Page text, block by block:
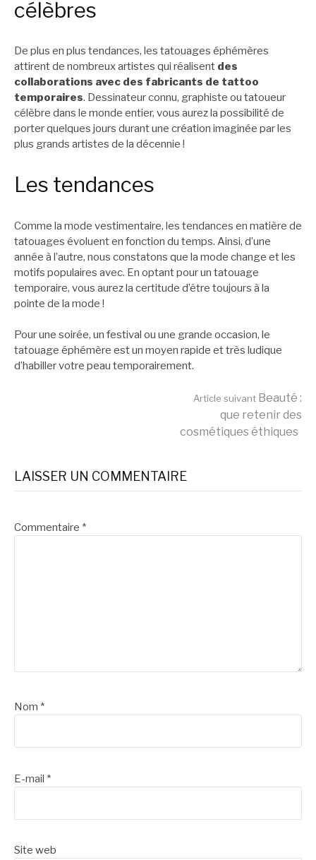
célèbres
De plus en plus tendances, les tatouages éphémères
attirent de nombreux artistes qui réalisent des
collaborations avec des fabricants de tattoo
temporaires. Dessinateur connu, graphiste ou tatoueur
célèbre dans le monde entier, vous aurez la possibilité de
porter quelques jours durant une création imaginée par les
plus grands artistes de la décennie !
Les tendances
Comme la mode vestimentaire, les tendances en matière de
tatouages évoluent en fonction du temps. Ainsi, d’une
année à l’autre, nous constatons que la mode change et les
motifs populaires avec. En optant pour un tatouage
temporaire, vous aurez la certitude d’être toujours à la
pointe de la mode !
Pour une soirée, un festival ou une grande occasion, le
tatouage éphémère est un moyen rapide et très ludique
d’habiller votre peau temporairement.
suite
Article suivant Beauté :
que retenir des
cosmétiques éthiques
LAISSER UN COMMENTAIRE
Commentaire *
Nom *
E-mail *
Site web